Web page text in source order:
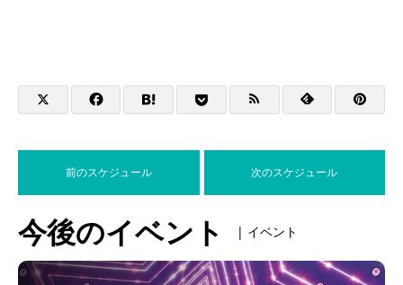
前のスケジュール 次のスケジュール
今後のイベント | イベント